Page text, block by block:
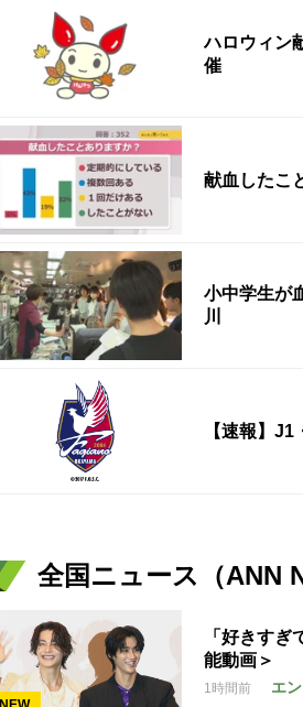
ハロウィン
催
献血したこ
小中学生が
川
【速報】
全国ニュース（ANN
「好きす
能動画＞
1時間前 エ